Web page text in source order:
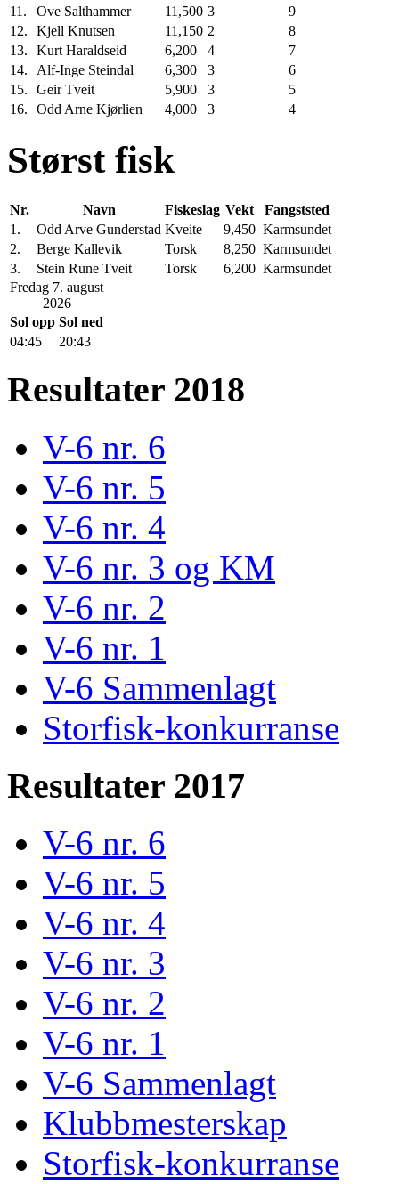
11.
Ove Salthammer 11,500 3
9
12.
Kjell Knutsen 11,150 2
8
13.
Kurt Haraldseid 6,200 4
7
14.
Alf-Inge Steindal 6,300 3
6
15.
Geir Tveit 5,900 3
5
16.
Odd Arne Kjørlien 4,000 3 4
Størst fisk
Nr. Navn Fiskeslag Vekt
Fangststed
1.
Odd Arve Gunderstad Kveite 9,450 Karmsundet
2.
Berge Kallevik Torsk 8,250 Karmsundet
3.
Stein Rune Tveit Torsk 6,200 Karmsundet
Fredag 7. august
2026
Sol opp Sol ned
04:45
20:43
Resultater 2018
V-6 nr. 6
V-6 nr. 5
V-6 nr. 4
V-6 nr. 3 og KM
V-6 nr. 2
V-6 nr. 1
V-6 Sammenlagt
Storfisk-konkurranse
Resultater 2017
V-6 nr. 6
V-6 nr. 5
V-6 nr. 4
V-6 nr. 3
V-6 nr. 2
V-6 nr. 1
V-6 Sammenlagt
Klubbmesterskap
Storfisk-konkurranse